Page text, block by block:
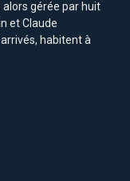
gérée par huit
et Claude
habitent à